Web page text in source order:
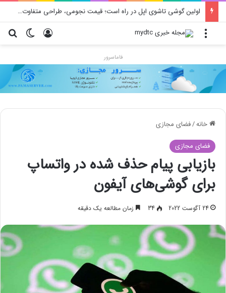
اولین گوشی تاشوی اپل در راه است؛ قیمت نجومی، طراحی متفاوت و زمان رونمایی احتمالی
تغییر ورود منو
فاماسرور
خانه/فضای مجازی
فضای مجازی
بازیابی پیام حذف شده در واتساپ
برای گوشی‌های آیفون
24 آگوست 2022 34 زمان مطالعه یک دقیقه